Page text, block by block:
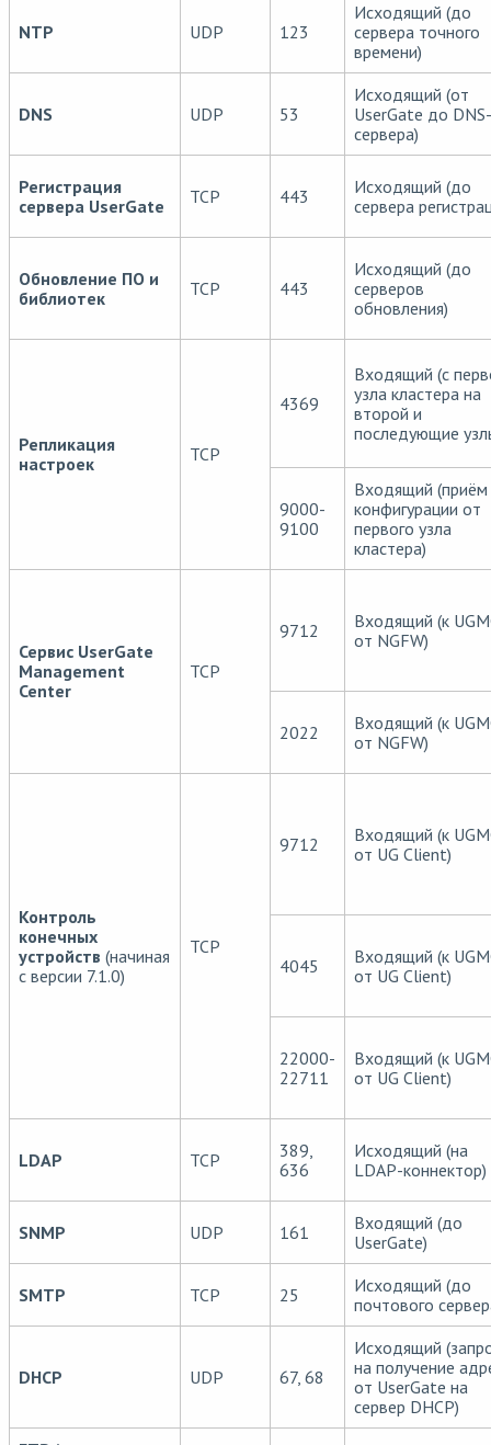
NTP UDP 123
Исходящий (до
сервера точного
времени)
DNS UDP 53
Исходящий (от
UserGate до DNS-
сервера)
Регистрация
сервера UserGate
TCP 443
Исходящий (до
сервера
Обновление ПО и
библиотек
TCP 443
Исходящий (до
серверов
обновления)
Репликация
настроек
TCP
4369
Входящий (с
узла кластера на
второй и
последующие
9000-
9100
Входящий (приём
конфигурации от
первого узла
кластера)
Сервис UserGate
Management
Center
TCP
9712
Входящий (к
от NGFW)
2022
Входящий (к
от NGFW)
Контроль
конечных
устройств (начиная
с версии 7.1.0)
TCP
9712
Входящий (к
от UG Client)
4045
Входящий (к
от UG Client)
22000-
22711
Входящий (к
от UG Client)
LDAP TCP
389,
636
Исходящий (на
LDAP-коннектор)
SNMP UDP 161
Входящий (до
UserGate)
SMTP TCP 25
Исходящий (до
почтового
DHCP UDP 67, 68
Исходящий
на получение
от UserGate на
сервер DHCP)